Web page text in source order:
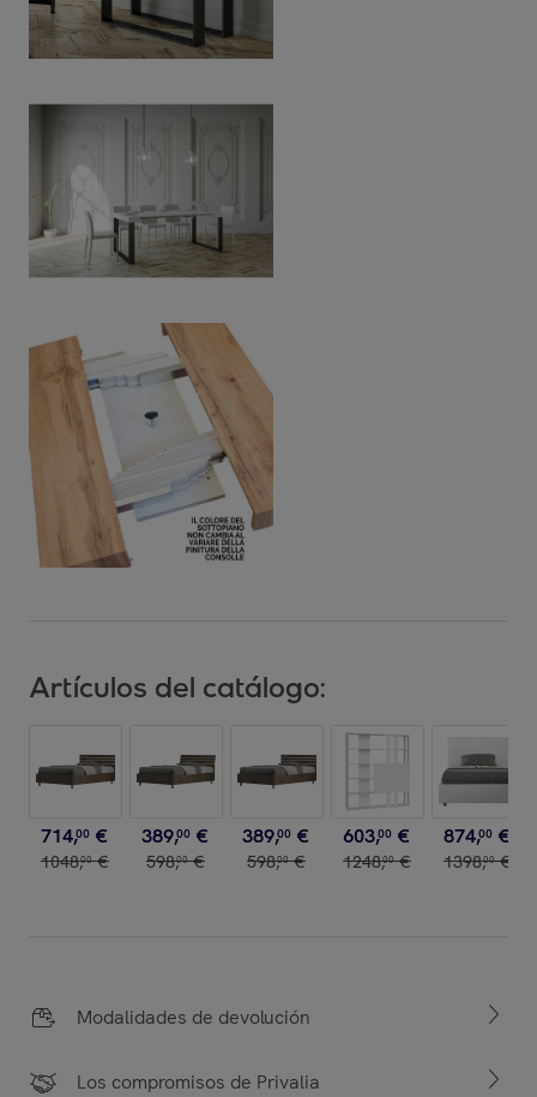
Artículos del catálogo:
714,00 €
1048,00 €
389,00 €
598,00 €
389,00 €
598,00 €
603,00 €
1248,00 €
874,00 €
1398,00 €
Modalidades de devolución
Los compromisos de Privalia